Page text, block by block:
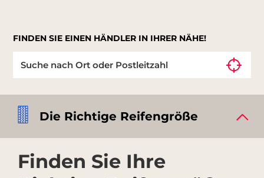
FINDEN SIE EINEN HÄNDLER IN IHRER NÄHE!
Die Richtige Reifengröße
Finden Sie Ihre